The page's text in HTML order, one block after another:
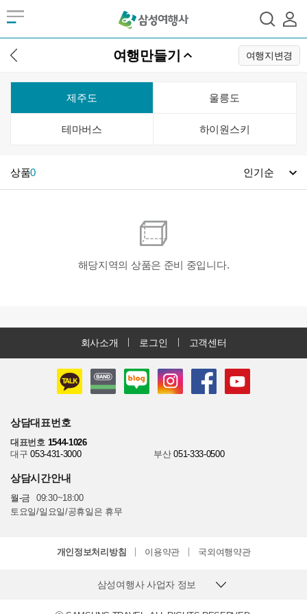
여행만들기 여행지변경
제주도 울릉도
테마버스 하이원스키
상품0
해당지역의 상품은 준비 중입니다.
회사소개 로그인 고객센터
상담대표번호
대표번호 1544-1026
대구 053-431-3000 부산 051-333-0500
상담시간안내
월-금
09:30~18:00
토요일/일요일/공휴일은 휴무
개인정보처리방침 이용약관 국외여행약관
삼성여행사 사업자 정보